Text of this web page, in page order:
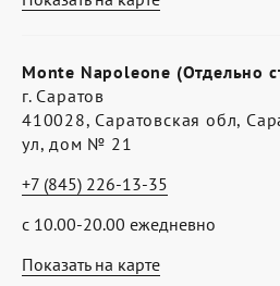
Показать на карте
Monte Napoleone (Отдельно
г. Саратов
410028, Саратовская обл,
ул, дом № 21
с 10.00-20.00 ежедневно
+7 (845) 226-13-35